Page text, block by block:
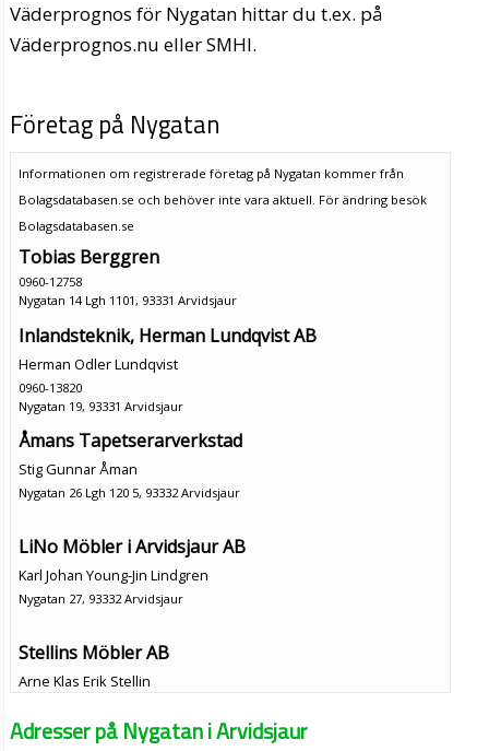
Väderprognos för Nygatan hittar du t.ex. på
Väderprognos.nu eller SMHI.
Företag på Nygatan
Informationen om registrerade företag på Nygatan kommer från
Bolagsdatabasen.se och behöver inte vara aktuell. För ändring besök
Bolagsdatabasen.se
Tobias Berggren
0960-12758
Nygatan 14 Lgh 1101, 93331 Arvidsjaur
Inlandsteknik, Herman Lundqvist AB
Herman Odler Lundqvist
0960-13820
Nygatan 19, 93331 Arvidsjaur
Åmans Tapetserarverkstad
Stig Gunnar Åman
Nygatan 26 Lgh 120 5, 93332 Arvidsjaur
LiNo Möbler i Arvidsjaur AB
Karl Johan Young-Jin Lindgren
Nygatan 27, 93332 Arvidsjaur
Stellins Möbler AB
Arne Klas Erik Stellin
Nygatan 27, 93332 Arvidsjaur
Adresser på Nygatan i Arvidsjaur